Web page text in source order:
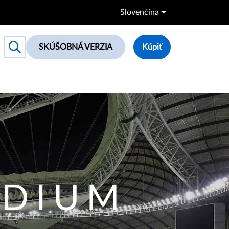
Slovenčina
Toggle search box
SKÚŠOBNÁ VERZIA Kúpiť